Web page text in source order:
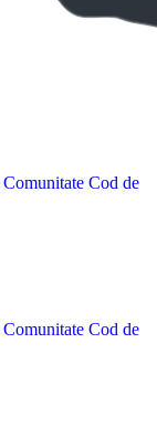
Comunitate Cod de
Comunitate Cod de